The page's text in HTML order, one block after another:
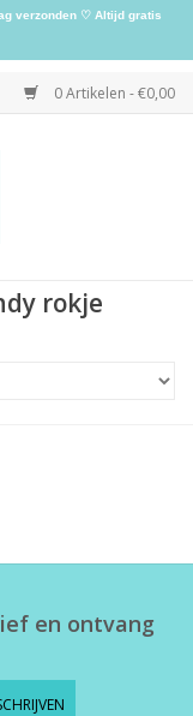
0 Artikelen - €0,00
rokje
en ontvang
verzonden ♡ Altijd gratis